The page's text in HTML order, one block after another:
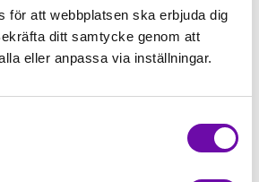
för att webbplatsen ska erbjuda dig
ditt samtycke genom att
eller anpassa via inställningar.
Tråd matchande +45,00kr